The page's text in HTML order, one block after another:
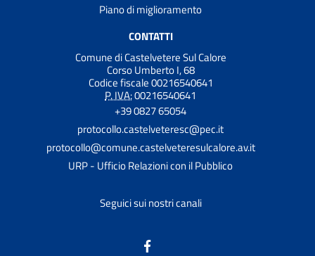
Piano di miglioramento
CONTATTI
Comune di Castelvetere Sul Calore
Corso Umberto I, 68
Codice fiscale 00216540641
P. IVA:00216540641
+39 0827 65054
protocollo.castelveteresc@pec.it
protocollo@comune.castelveteresulcalore.av.it
URP - Ufficio Relazioni con il Pubblico
Seguici sui nostri canali